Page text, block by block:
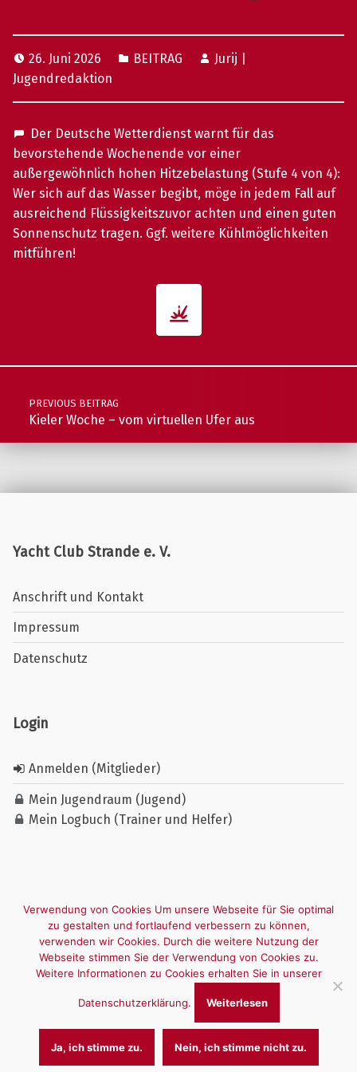
26. Juni 2026 BEITRAG
Jurij |
Jugendredaktion
Der Deutsche Wetterdienst warnt für das
bevorstehende Wochenende vor einer
außergewöhnlich hohen Hitzebelastung (Stufe 4 von 4):
Wer sich auf das Wasser begibt, möge in jedem Fall auf
ausreichend Flüssigkeitszuvor achten und einen guten
Sonnenschutz tragen. Ggf. weitere Kühlmöglichkeiten
mitführen!
Post navigation
PREVIOUS BEITRAG
Kieler Woche – vom virtuellen Ufer aus
Yacht Club Strande e. V.
Anschrift und Kontakt
Impressum
Datenschutz
Login
Anmelden (Mitglieder)
Mein Jugendraum (Jugend)
Mein Logbuch (Trainer und Helfer)
Verwendung von Cookies Um unsere Webseite für Sie optimal
zu gestalten und fortlaufend verbessern zu können,
verwenden wir Cookies. Durch die weitere Nutzung der
Webseite stimmen Sie der Verwendung von Cookies zu.
Weitere Informationen zu Cookies erhalten Sie in unserer
Datenschutzerklärung. Weiterlesen
Ja, ich stimme zu. Nein, ich stimme nicht zu.